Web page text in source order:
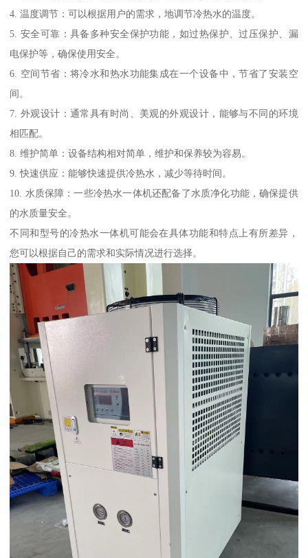
4. 温度调节：可以根据用户的需求，地调节冷热水的温度。
5. 安全可靠：具备多种安全保护功能，如过热保护、过压保护、漏
电保护等，确保使用安全。
6. 空间节省：将冷水和热水功能集成在一个设备中，节省了安装空
间。
7. 外观设计：通常具有时尚、美观的外观设计，能够与不同的环境
相匹配。
8. 维护简单：设备结构相对简单，维护和保养较为容易。
9. 快速供应：能够快速提供冷热水，减少等待时间。
10. 水质保障：一些冷热水一体机还配备了水质净化功能，确保提供
的水质量安全。
不同和型号的冷热水一体机可能会在具体功能和特点上有所差异，
您可以根据自己的需求和实际情况进行选择。